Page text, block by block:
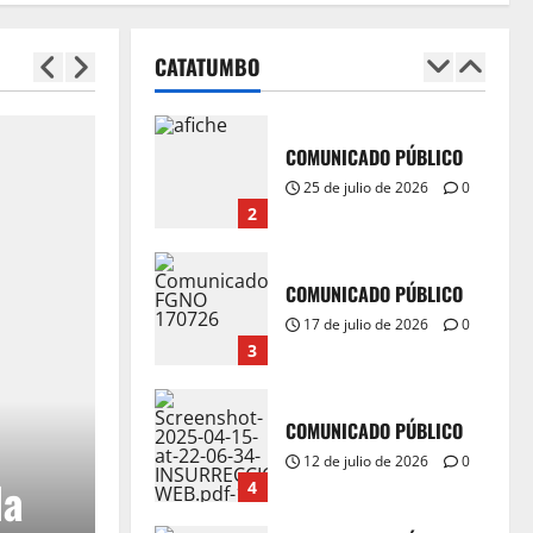
OCULTAN, LA OLVIDAN
CATATUMBO
1
2
COMUNICADO PÚBLICO
25 de julio de 2026 0
3
COMUNICADO PÚBLICO
17 de julio de 2026 0
4
COMUNICADO PÚBLICO
12 de julio de 2026 0